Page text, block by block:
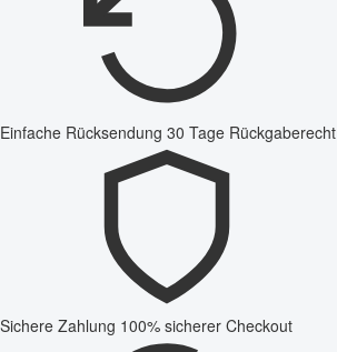
Einfache Rücksendung 30 Tage Rückgaberecht
Sichere Zahlung 100% sicherer Checkout